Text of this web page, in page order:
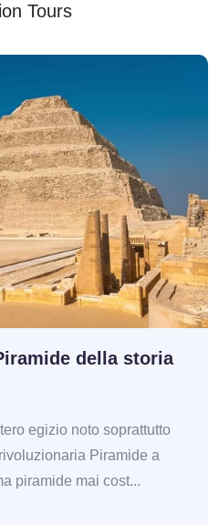
Tours
della storia
egizio noto soprattutto
Piramide a
piramide mai cost...